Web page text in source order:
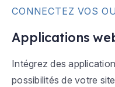
CONNECTEZ VOS
Applications
Intégrez des
possibilités de votre